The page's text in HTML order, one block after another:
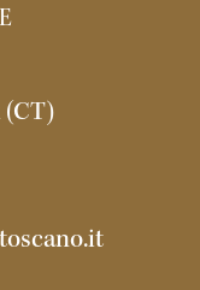
(CT)